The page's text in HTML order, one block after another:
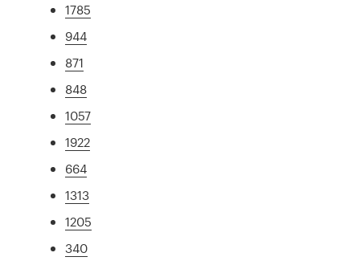
1785
944
871
848
1057
1922
664
1313
1205
340